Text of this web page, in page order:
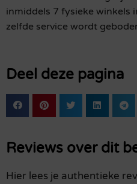
inmiddels 7 fysieke winkels
zelfde service wordt
Deel deze pagina
Reviews over dit
Hier lees je authentieke